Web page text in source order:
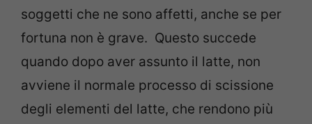
soggetti che ne sono affetti, anche se per
fortuna non è grave. Questo succede
quando dopo aver assunto il latte, non
avviene il normale processo di scissione
degli elementi del latte, che rendono più